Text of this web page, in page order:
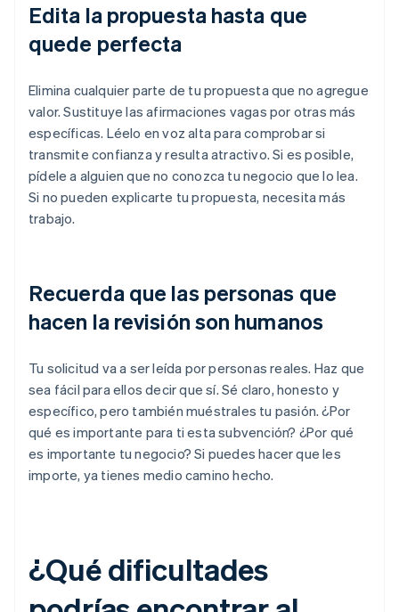
Edita la propuesta hasta que
quede perfecta
Elimina cualquier parte de tu propuesta que no agregue
valor. Sustituye las afirmaciones vagas por otras más
específicas. Léelo en voz alta para comprobar si
transmite confianza y resulta atractivo. Si es posible,
pídele a alguien que no conozca tu negocio que lo lea.
Si no pueden explicarte tu propuesta, necesita más
trabajo.
Recuerda que las personas que
hacen la revisión son humanos
Tu solicitud va a ser leída por personas reales. Haz que
sea fácil para ellos decir que sí. Sé claro, honesto y
específico, pero también muéstrales tu pasión. ¿Por
qué es importante para ti esta subvención? ¿Por qué
es importante tu negocio? Si puedes hacer que les
importe, ya tienes medio camino hecho.
¿Qué dificultades